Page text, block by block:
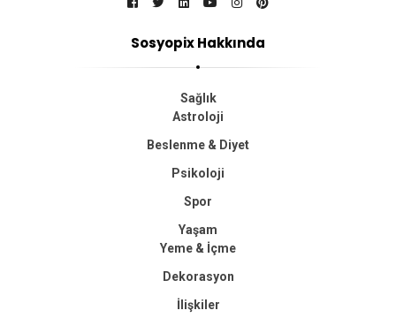
Sosyopix Hakkında
Sağlık
Astroloji
Beslenme & Diyet
Psikoloji
Spor
Yaşam
Yeme & İçme
Dekorasyon
İlişkiler